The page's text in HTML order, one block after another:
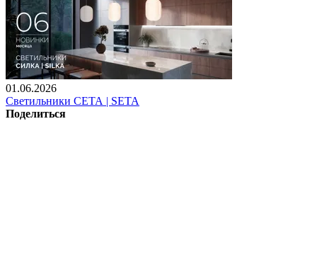
01.06.2026
Светильники СЕТА | SETA
Поделиться